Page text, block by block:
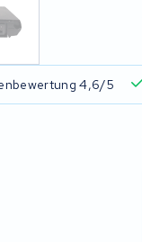
4,6/5